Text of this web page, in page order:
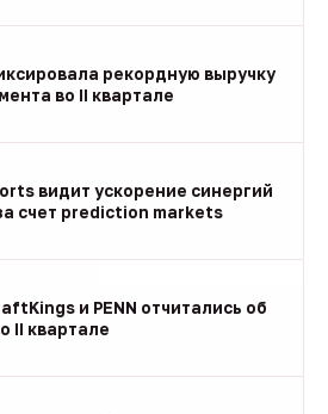
рекордную выручку
во II квартале
видит ускорение синергий
счет prediction markets
и PENN отчитались об
II квартале